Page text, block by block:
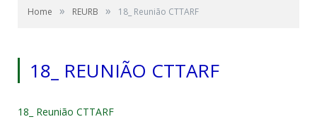
Home » REURB » 18_ Reunião CTTARF
18_ REUNIÃO CTTARF
18_ Reunião CTTARF